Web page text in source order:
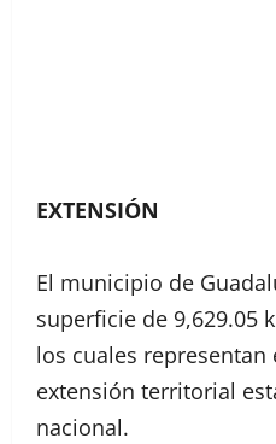
EXTENSIÓN
El municipio de
superficie de 9,629.05
los cuales representan
extensión territorial
nacional.